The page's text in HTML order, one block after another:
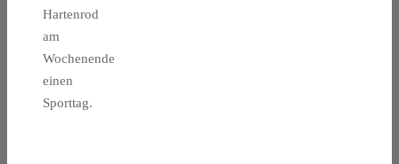
Hartenrod
am
Wochenende
einen
Sporttag.